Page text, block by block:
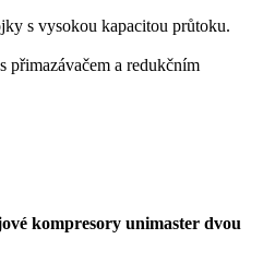
s vysokou kapacitou průtoku.
přimazávačem a redukčním
kompresory unimaster dvou